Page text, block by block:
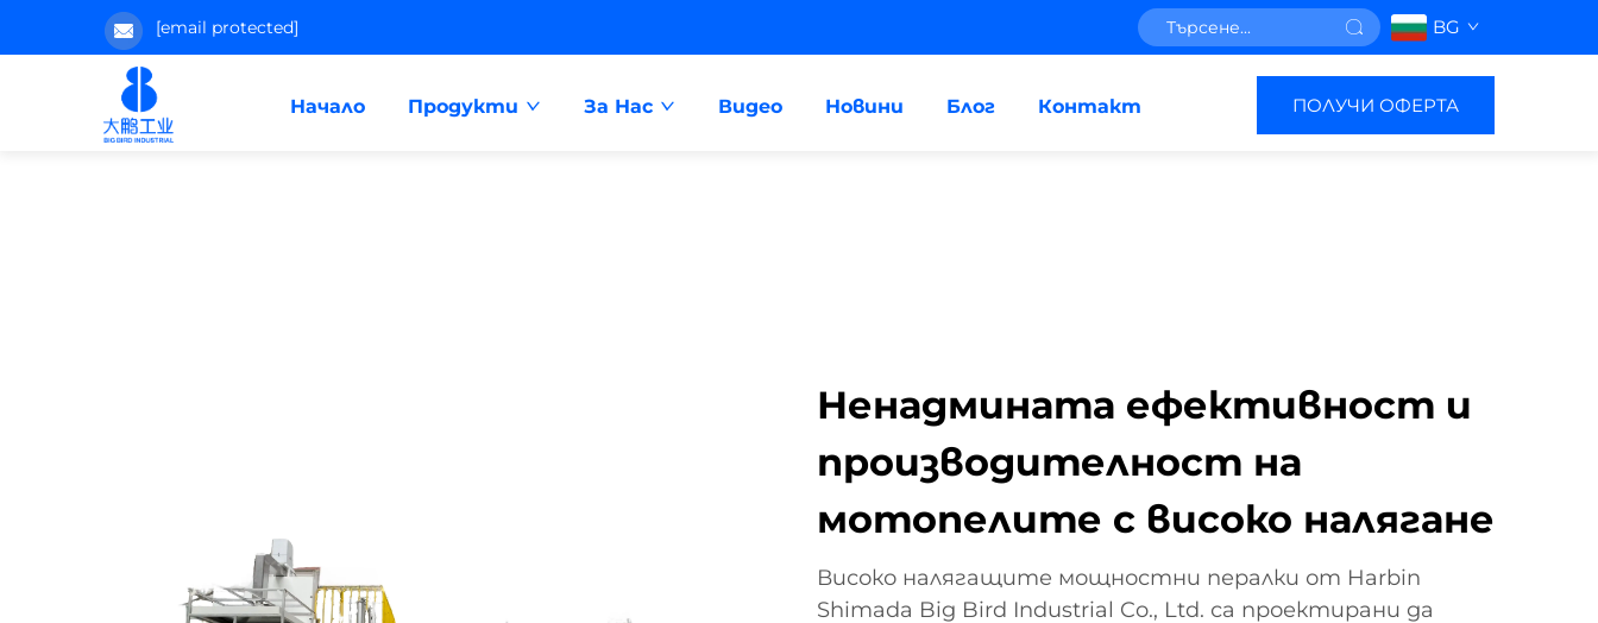
[email protected] BG
Начало Продукти За Нас Видео Новини Блог Контакт ПОЛУЧИ ОФЕРТА
Ненадмината ефективност и
производителност на
мотопелите с високо налягане
Високо налягащите мощностни пералки от Harbin
Shimada Big Bird Industrial Co., Ltd. са проектирани да